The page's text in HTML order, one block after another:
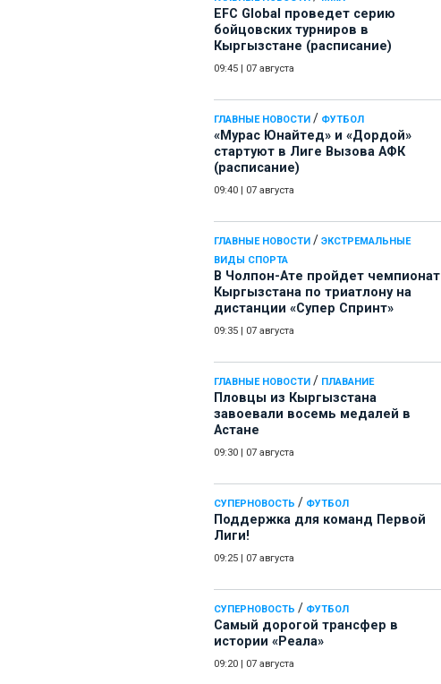
EFC Global проведет серию
бойцовских турниров в
Кыргызстане (расписание)
09:45 07 августа
ГЛАВНЫЕ НОВОСТИ / ФУТБОЛ
«Мурас Юнайтед» и «Дордой»
стартуют в Лиге Вызова АФК
(расписание)
09:40 07 августа
ГЛАВНЫЕ НОВОСТИ / ЭКСТРЕМАЛЬНЫЕ
ВИДЫ СПОРТА
В Чолпон-Ате пройдет чемпионат
Кыргызстана по триатлону на
дистанции «Супер Спринт»
09:35 07 августа
ГЛАВНЫЕ НОВОСТИ / ПЛАВАНИЕ
Пловцы из Кыргызстана
завоевали восемь медалей в
Астане
09:30 07 августа
СУПЕРНОВОСТЬ / ФУТБОЛ
Поддержка для команд Первой
Лиги!
09:25 07 августа
СУПЕРНОВОСТЬ / ФУТБОЛ
Самый дорогой трансфер в
истории «Реала»
09:20 07 августа